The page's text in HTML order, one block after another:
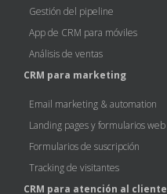
Gestión del pipeline
App de CRM para móviles
Análisis de ventas
CRM para marketing
Email marketing & automation
Landing pages y formularios web
Formularios de suscripción
Tracking de visitantes
CRM para atención al cliente